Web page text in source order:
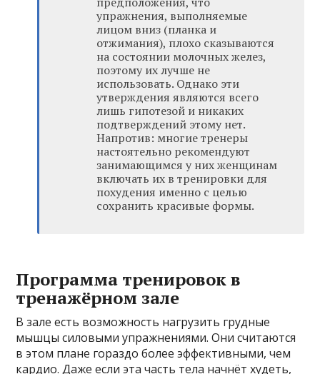
упражнения, выполняемые
лицом вниз (планка и
отжимания), плохо сказываются
на состоянии молочных желез,
поэтому их лучше не
использовать. Однако эти
утверждения являются всего
лишь гипотезой и никаких
подтверждений этому нет.
Напротив: многие тренеры
настоятельно рекомендуют
занимающимся у них женщинам
включать их в тренировки для
похудения именно с целью
сохранить красивые формы.
Программа тренировок в
тренажёрном зале
В зале есть возможность нагрузить грудные
мышцы силовыми упражнениями. Они считаются
в этом плане гораздо более эффективными, чем
кардио. Даже если эта часть тела начнёт худеть,